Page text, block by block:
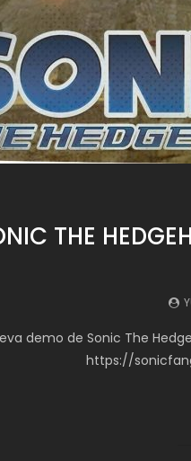
THE
demo de Sonic The
https://